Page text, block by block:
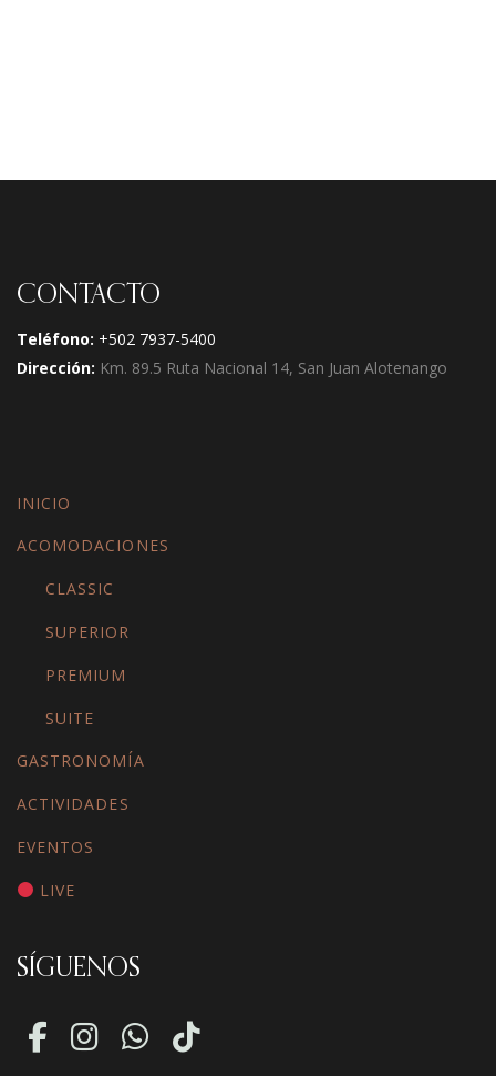
CONTACTO
Teléfono: +502 7937-5400
Dirección: Km. 89.5 Ruta Nacional 14, San Juan Alotenango
INICIO
ACOMODACIONES
CLASSIC
SUPERIOR
PREMIUM
SUITE
GASTRONOMÍA
ACTIVIDADES
EVENTOS
LIVE
SÍGUENOS